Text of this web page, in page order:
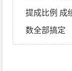
提成比例 成绩等级 分组 Lookup
数全部搞定